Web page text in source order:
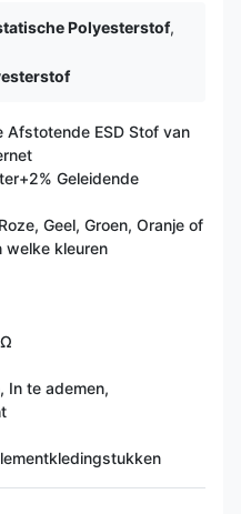
Polyesterstof,
Afstotende ESD Stof van
Geleidende
Geel, Groen, Oranje of
welke kleuren
In te ademen,